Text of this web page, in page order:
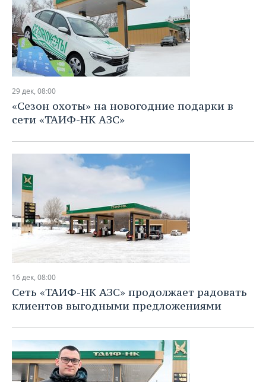
29 дек, 08:00
«Сезон охоты» на новогодние подарки в
сети «ТАИФ-НК АЗС»
16 дек, 08:00
Сеть «ТАИФ-НК АЗС» продолжает радовать
клиентов выгодными предложениями